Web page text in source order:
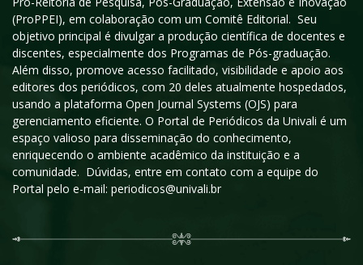
(ProPPEI), em colaboração com um Comitê Editorial. Seu
objetivo principal é divulgar a produção científica de docentes e
discentes, especialmente dos Programas de Pós-graduação.
Além disso, promove acesso facilitado, visibilidade e apoio aos
editores dos periódicos, com 20 deles atualmente hospedados,
usando a plataforma Open Journal Systems (OJS) para
gerenciamento eficiente. O Portal de Periódicos da Univali é um
espaço valioso para disseminação do conhecimento,
enriquecendo o ambiente acadêmico da instituição e a
comunidade. Dúvidas, entre em contato com a equipe do
Portal pelo e-mail: periodicos@univali.br